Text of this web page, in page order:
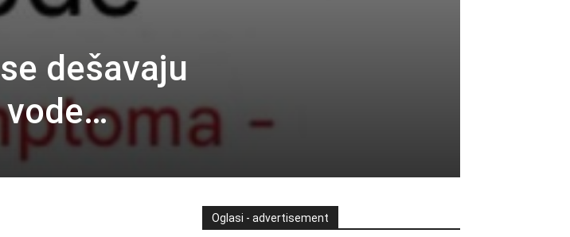
dešavaju
vode…
Oglasi - advertisement